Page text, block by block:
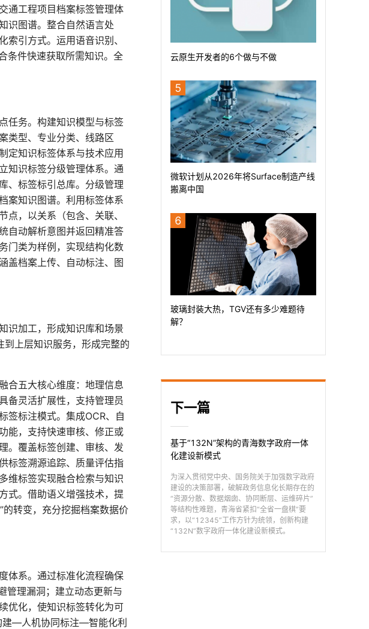
通工程项目档案标签管理体
识图谱。整合自然语言处
引方式。运用语音识别、
条件快速获取所需知识。全
任务。构建知识模型与标签
类型、专业分类、线路区
定知识标签体系与技术应用
知识标签分级管理体系。通
、标签标引总库。分级管理
案知识图谱。利用标签体系
，以关系（包含、关联、
自动解析意图并返回精准答
门类为样例，实现结构化数
盖档案上传、自动标注、图
识加工，形成知识库和场景
上层知识服务，形成完整的
合五大核心维度：地理信息
备灵活扩展性，支持管理员
签标注模式。集成OCR、自
能，支持快速审核、修正或
。覆盖标签创建、审核、发
标签溯源追踪、质量评估指
维标签实现融合检索与知识
式。借助语义增强技术，提
的转变，充分挖掘档案数据价
体系。通过标准化流程确保
管理漏洞；建立动态更新与
优化，使知识标签转化为可
建—人机协同标注—智能化利
云原生开发者的6个做与不做
5
微软计划从2026年将Surface制造产线
搬离中国
6
玻璃封装大热，TGV还有多少难题待
解？
下一篇
基于“132N”架构的青海数字政府一体
化建设新模式
为深入贯彻党中央、国务院关于加强数字政府
建设的决策部署，破解政务信息化长期存在的
“资源分散、数据烟囱、协同断层、运维碎片”
等结构性难题，青海省紧扣“全省一盘棋”要
求，以“12345”工作方针为统领，创新构建
“132N”数字政府一体化建设新模式。